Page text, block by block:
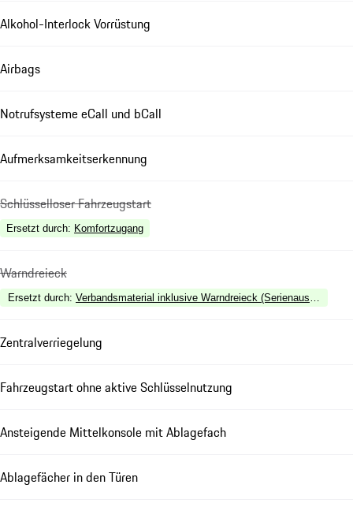
Alkohol-Interlock Vorrüstung
Airbags
Notrufsysteme eCall und bCall
Aufmerksamkeitserkennung
Schlüsselloser Fahrzeugstart
Ersetzt durch: Komfortzugang
Warndreieck
Ersetzt durch: Verbandsmaterial inklusive Warndreieck (Serienausstattung
Zentralverriegelung
Fahrzeugstart ohne aktive Schlüsselnutzung
Ansteigende Mittelkonsole mit Ablagefach
Ablagefächer in den Türen